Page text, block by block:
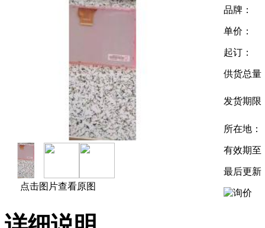
点击图片查看原图
品牌：
单价：
起订：
供货总量
发货期限
所在地：
有效期至
最后更新